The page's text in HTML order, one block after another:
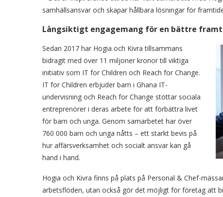
samhällsansvar och skapar hållbara lösningar för
Långsiktigt engagemang för en bättre
Sedan 2017 har Hogia och Kivra tillsammans
bidragit med över 11 miljoner kronor till viktiga
initiativ som IT for Children och Reach for Change.
IT for Children erbjuder barn i Ghana IT-
undervisning och Reach for Change stöttar sociala
entreprenörer i deras arbete för att förbättra livet
för barn och unga. Genom samarbetet har över
760 000 barn och unga nåtts – ett starkt bevis på
hur affärsverksamhet och socialt ansvar kan gå
hand i hand.
Hogia och Kivra finns på plats på Personal & Chef-
arbetsflöden, utan också gör det möjligt för företag att